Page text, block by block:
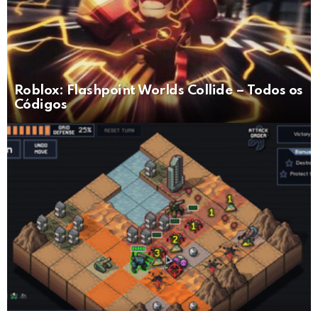
Roblox: Flashpoint Worlds Collide – Todos os
Códigos